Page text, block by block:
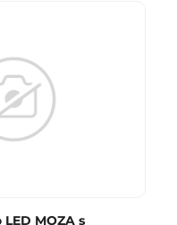
LED MOZA s